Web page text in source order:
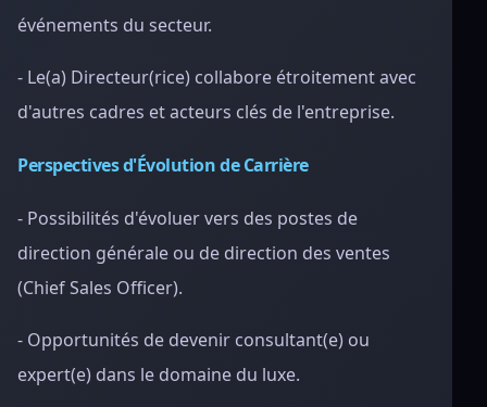
événements du secteur.
- Le(a) Directeur(rice) collabore étroitement avec
d'autres cadres et acteurs clés de l'entreprise.
Perspectives d'Évolution de Carrière
- Possibilités d'évoluer vers des postes de
direction générale ou de direction des ventes
(Chief Sales Officer).
- Opportunités de devenir consultant(e) ou
expert(e) dans le domaine du luxe.